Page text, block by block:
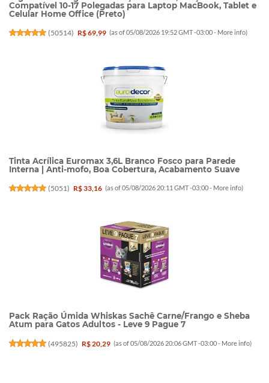
Compatível 10-17 Polegadas para Laptop MacBook, Tablet e
Celular Home Office (Preto)
(50514) R$ 69,99 (as of 05/08/2026 19:52 GMT -03:00 - More info)
Tinta Acrílica Euromax 3,6L Branco Fosco para Parede
Interna | Anti-mofo, Boa Cobertura, Acabamento Suave
(5051) R$ 33,16 (as of 05/08/2026 20:11 GMT -03:00 - More info)
Pack Ração Úmida Whiskas Sachê Carne/Frango e Sheba
Atum para Gatos Adultos - Leve 9 Pague 7
(495825) R$ 20,29 (as of 05/08/2026 20:06 GMT -03:00 - More info)